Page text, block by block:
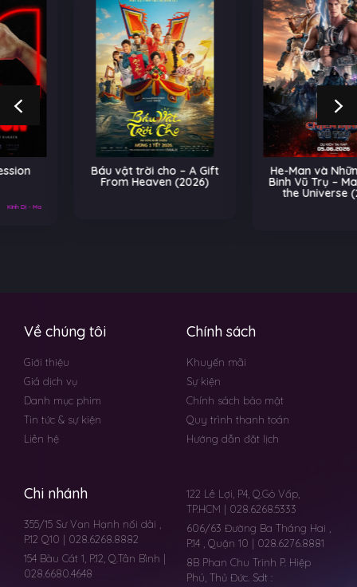
Báu vật trời cho – A Gift
From Heaven (2026)
He-Man và Những Chiến
Binh Vũ Trụ – Masters of
the Universe (2026)
Về chúng tôi
Giới thiệu
Giá dịch vụ
Danh mục phim
Tin tức & sự kiện
Liên hệ
Chính sách
Khuyến mãi
Sự kiện
Chính sách bảo mật
Quy trình thanh toán
Hướng dẫn đặt lịch
Chi nhánh
355/15 Sư Vạn Hạnh nối dài ,
P.12 Q10 | 028.6268.8882
154 Bàu Cát 1, P.12, Q.Tân Bình |
028.6680.4648
122 Lê Lợi, P4, Q.Gò Vấp,
TP.HCM | 028.6268.5333
606/63 Đường Ba Tháng Hai ,
P.14 , Quận 10 | 028.6276.8881
8B Phan Chu Trinh P. Hiệp
Phú, Thủ Đức. Sdt :